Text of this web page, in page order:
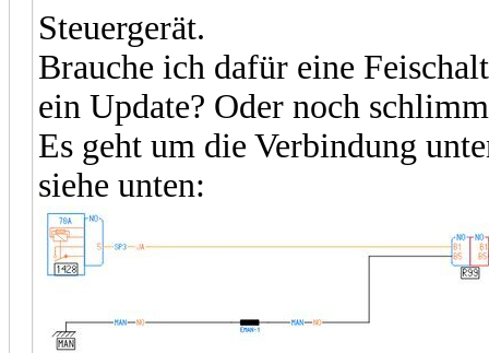
Steuergerät.
Brauche ich dafür eine
ein Update? Oder noch
Es geht um die Verbindung
siehe unten: